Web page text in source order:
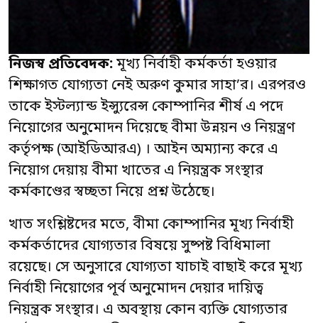
নিজস্ব প্রতিবেদক:মূখ্য নির্বাহী কর্মকর্তা হওয়ার
শিক্ষাগত যোগ্যতা নেই অরুণ কুমার সাহা’র। এরপরও
তাকে ইস্টল্যান্ড ইন্স্যুরেন্স কোম্পানির শীর্ষ এ পদে
নিয়োগের অনুমোদন দিয়েছে বীমা উন্নয়ন ও নিয়ন্ত্রণ
কর্তৃপক্ষ (আইডিআরএ) । আইন অম্যান্য করে এ
নিয়োগ দেয়ায় বীমা খাতের এ নিয়ন্ত্রক সংস্থার
কর্মকাণ্ডের স্বচ্ছতা নিয়ে প্রশ্ন উঠেছে।
খাত সংশ্লিষ্টদের মতে, বীমা কোম্পানির মূখ্য নির্বাহী
কর্মকর্তাদের যোগ্যতার বিষয়ে সুষ্পষ্ট বিধিমালা
রয়েছে। সে অনুসারে যোগ্যতা যাচাই বাছাই করে মূখ্য
নির্বাহী নিয়োগের পূর্ব অনুমোদন দেয়ার দায়িত্ব
নিয়ন্ত্রক সংস্থার। এ অবস্থায় কোন ব্যক্তি যোগ্যতার